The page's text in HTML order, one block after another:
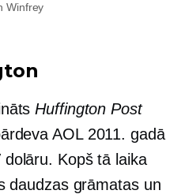
Winfrey
Huffington Post
AOL 2011. gadā
dolāru. Kopš tā laika
daudzas grāmatas un